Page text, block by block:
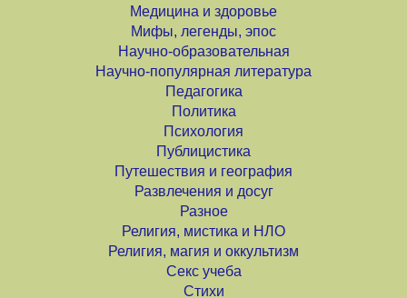
Медицина и здоровье
Мифы, легенды, эпос
Научно-образовательная
Научно-популярная литература
Педагогика
Политика
Психология
Публицистика
Путешествия и география
Развлечения и досуг
Разное
Религия, мистика и НЛО
Религия, магия и оккультизм
Секс учеба
Стихи